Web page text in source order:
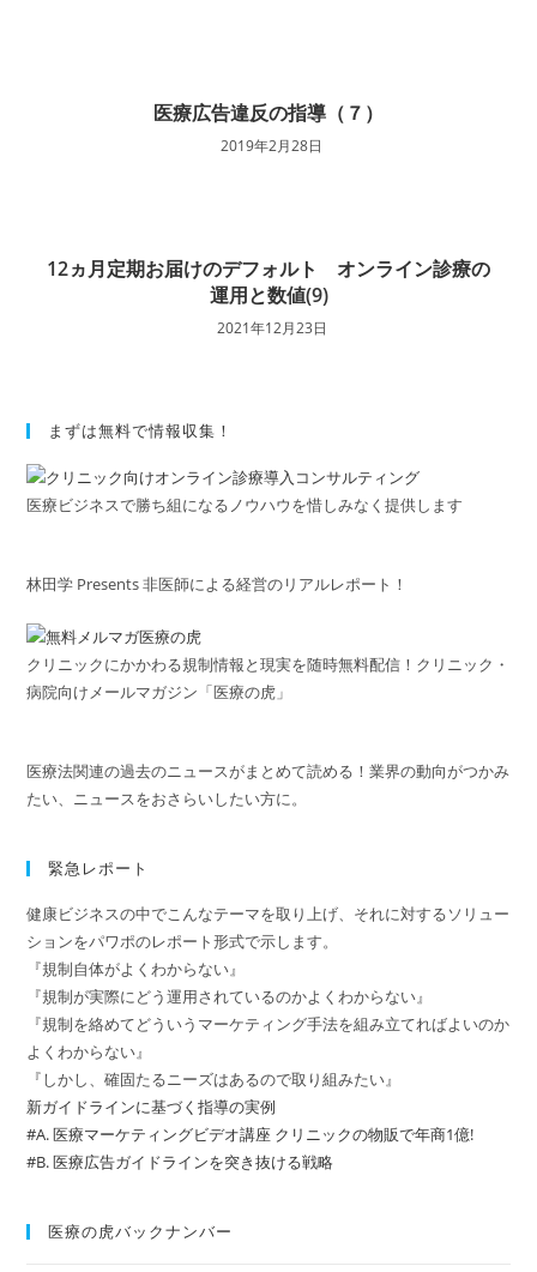
医療広告違反の指導（７）
2019年2月28日
12ヵ月定期お届けのデフォルト オンライン診療の
運用と数値(9)
2021年12月23日
まずは無料で情報収集！
医療ビジネスで勝ち組になるノウハウを惜しみなく提供します
林田学 Presents 非医師による経営のリアルレポート！
クリニックにかかわる規制情報と現実を随時無料配信！クリニック・
病院向けメールマガジン「医療の虎」
医療法関連の過去のニュースがまとめて読める！業界の動向がつかみ
たい、ニュースをおさらいしたい方に。
緊急レポート
健康ビジネスの中でこんなテーマを取り上げ、それに対するソリュー
ションをパワポのレポート形式で示します。
『規制自体がよくわからない』
『規制が実際にどう運用されているのかよくわからない』
『規制を絡めてどういうマーケティング手法を組み立てればよいのか
よくわからない』
『しかし、確固たるニーズはあるので取り組みたい』
新ガイドラインに基づく指導の実例
#A. 医療マーケティングビデオ講座 クリニックの物販で年商1億!
#B. 医療広告ガイドラインを突き抜ける戦略
医療の虎バックナンバー